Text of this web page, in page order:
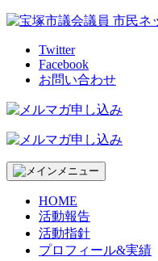
Skip
contentTwitter
Facebook
お問い合わせ
HOME
活動報告
活動指針
プロフィール&実績